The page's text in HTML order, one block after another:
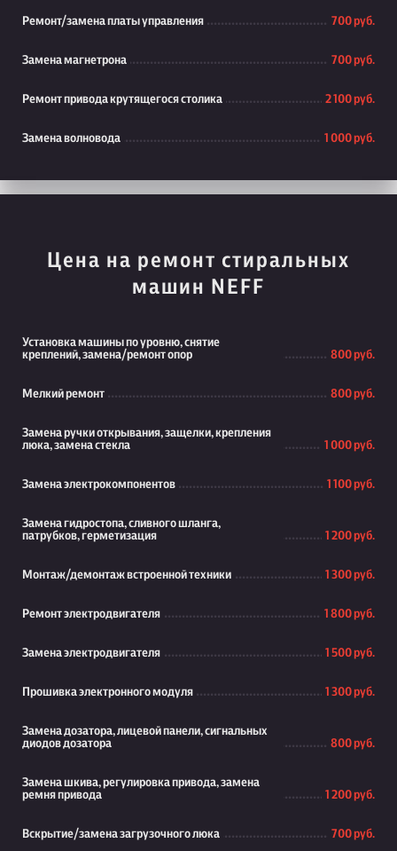
Ремонт/замена платы управления 700 руб.
Замена магнетрона 700 руб.
Ремонт привода крутящегося столика 2 100 руб.
Замена волновода 1 000 руб.
Цена на ремонт стиральных
машин NEFF
Установка машины по уровню, снятие
креплений, замена/ремонт опор
800 руб.
Мелкий ремонт 800 руб.
Замена ручки открывания, защелки, крепления
люка, замена стекла
1 000 руб.
Замена электрокомпонентов 1 100 руб.
Замена гидростопа, сливного шланга,
патрубков, герметизация
1 200 руб.
Монтаж/демонтаж встроенной техники 1 300 руб.
Ремонт электродвигателя 1 800 руб.
Замена электродвигателя 1 500 руб.
Прошивка электронного модуля 1 300 руб.
Замена дозатора, лицевой панели, сигнальных
диодов дозатора
800 руб.
Замена шкива, регулировка привода, замена
ремня привода
1 200 руб.
Вскрытие/замена загрузочного люка 700 руб.